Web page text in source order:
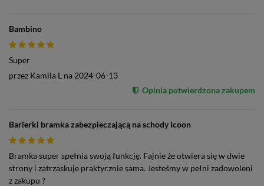
Bambino
Super
przez Kamila L na 2024-06-13
Opinia potwierdzona zakupem
Barierki bramka zabezpieczającą na schody Icoon
Bramka super spełnia swoją funkcję. Fajnie że otwiera się w dwie
strony i zatrzaskuje praktycznie sama. Jesteśmy w pełni zadowoleni
z zakupu ?